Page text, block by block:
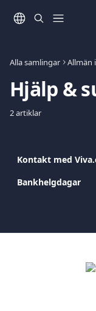
Alla samlingar Allmän
Hjälp &
2 artiklar
Kontakt med
Bankhelgdagar